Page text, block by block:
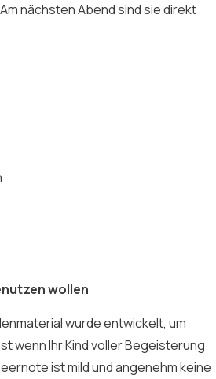
nächsten Abend sind sie direkt
wollen
wurde entwickelt, um
wenn Ihr Kind voller Begeisterung
ist mild und angenehm keine